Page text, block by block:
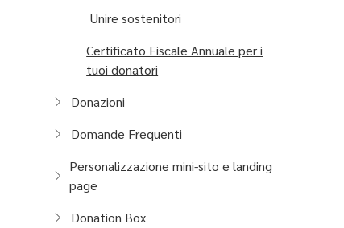
Unire sostenitori
Certificato Fiscale Annuale per i
tuoi donatori
Donazioni
Domande Frequenti
Personalizzazione mini-sito e landing
page
Donation Box